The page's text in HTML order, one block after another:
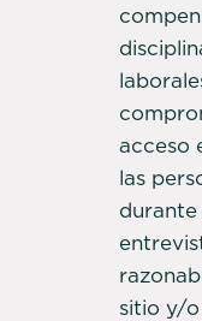
acceso
las
sitio y/